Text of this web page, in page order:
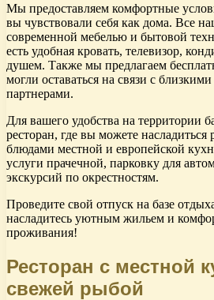
Мы предоставляем комфортные
вы чувствовали себя как дома. Все
современной мебелью и бытовой
есть удобная кровать, телевизор,
душем. Также мы предлагаем
могли оставаться на связи с
партнерами.
Для вашего удобства на территории
ресторан, где вы можете насладиться
блюдами местной и европейской
услуги прачечной, парковку для
экскурсий по окрестностям.
Проведите свой отпуск на базе
насладитесь уютным жильем и
проживания!
Ресторан с местной
свежей рыбой